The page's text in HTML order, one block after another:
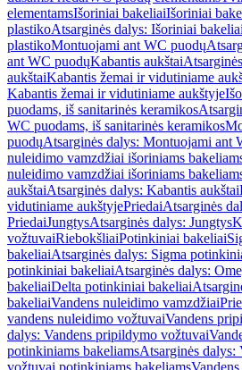
elementamsIšoriniai bakeliaiIšoriniai
plastikoAtsarginės dalys: Išoriniai
plastikoMontuojami ant WC puodų
ant WC puodųKabantis aukštai
aukštaiKabantis žemai ir vidutiniame
Kabantis žemai ir vidutiniame aukštyje
puodams, iš sanitarinės keramikos
WC puodams, iš sanitarinės keramikos
puodųAtsarginės dalys: Montuojami ant
nuleidimo vamzdžiai išoriniams
nuleidimo vamzdžiai išoriniams
aukštaiAtsarginės dalys: Kabantis aukštai
vidutiniame aukštyjePriedaiAtsarginės
PriedaiJungtysAtsarginės dalys: Jungtys
vožtuvaiRiebokšliaiPotinkiniai bakeliai
bakeliaiAtsarginės dalys: Sigma
potinkiniai bakeliaiAtsarginės dalys:
bakeliaiDelta potinkiniai bakeliai
bakeliaiVandens nuleidimo vamzdžiai
vandens nuleidimo vožtuvaiVandens
dalys: Vandens pripildymo vožtuvai
potinkiniams bakeliamsAtsarginės dalys:
vožtuvai potinkiniams bakeliams